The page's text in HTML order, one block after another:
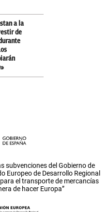
a la
de
subvenciones del Gobierno de
Europeo de Desarrollo Regional
el transporte de mercancías
de hacer Europa”